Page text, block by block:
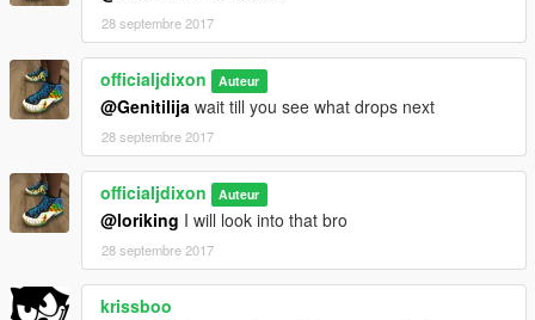
28 septembre 2017
officialjdixon Auteur
@Genitilija wait till you see what drops next
28 septembre 2017
officialjdixon Auteur
@loriking I will look into that bro
28 septembre 2017
krissboo